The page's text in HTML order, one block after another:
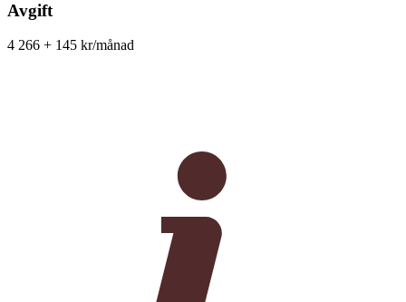
Avgift
4 266 + 145 kr/månad